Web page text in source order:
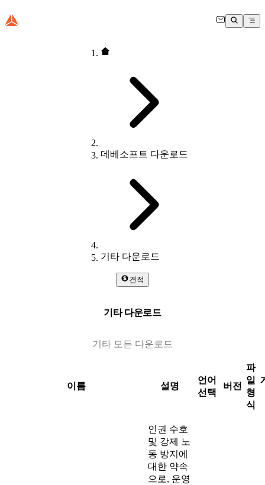
데베소프트 다운로드
기타 다운로드
견적
기타 다운로드
기타 모든 다운로드
이름 설명
언어
선택
버전
파
일
형
식
인권 수호
및 강제 노
동 방지에
대한 약속
으로, 운영